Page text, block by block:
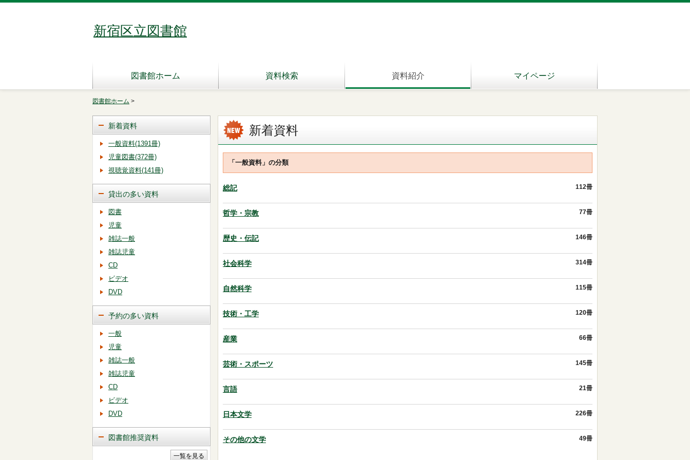
新宿区立図書館
図書館ホーム 資料検索 資料紹介 マイページ
図書館ホーム >
新着資料
「一般資料」の分類
総記 112冊
哲学・宗教 77冊
歴史・伝記 146冊
社会科学 314冊
自然科学 115冊
技術・工学 120冊
産業 66冊
芸術・スポーツ 145冊
言語 21冊
日本文学 226冊
その他の文学 49冊
新着資料
一般資料(1391冊)
児童図書(372冊)
視聴覚資料(141冊)
貸出の多い資料
図書
児童
雑誌一般
雑誌児童
CD
ビデオ
DVD
予約の多い資料
一般
児童
雑誌一般
雑誌児童
CD
ビデオ
DVD
図書館推奨資料